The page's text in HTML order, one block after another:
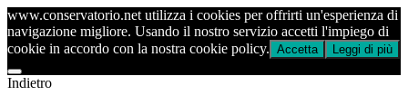
www.conservatorio.net utilizza i cookies per offrirti un'esperienza di
navigazione migliore. Usando il nostro servizio accetti l'impiego di
cookie in accordo con la nostra cookie policy. Accetta Leggi di più
Indietro